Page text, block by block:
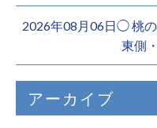
2026年08月06日◯ 桃
東側
アーカイブ